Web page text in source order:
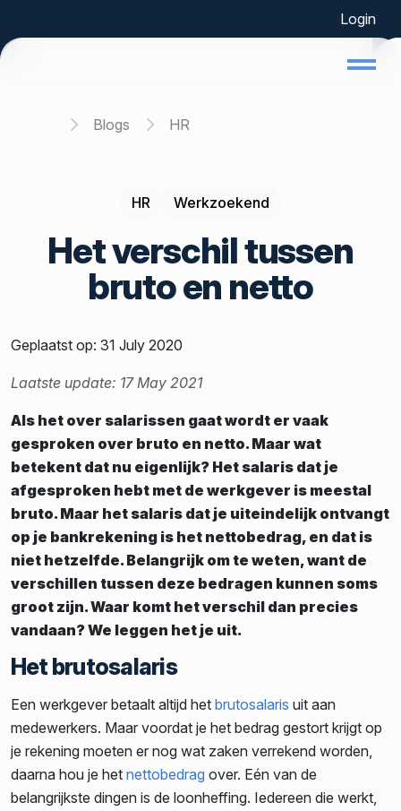
Login
Home Blogs HR
HR Werkzoekend
Het verschil tussen
bruto en netto
Geplaatst op: 31 July 2020
Laatste update: 17 May 2021
Als het over salarissen gaat wordt er vaak
gesproken over bruto en netto. Maar wat
betekent dat nu eigenlijk? Het salaris dat je
afgesproken hebt met de werkgever is meestal
bruto. Maar het salaris dat je uiteindelijk ontvangt
op je bankrekening is het nettobedrag, en dat is
niet hetzelfde. Belangrijk om te weten, want de
verschillen tussen deze bedragen kunnen soms
groot zijn. Waar komt het verschil dan precies
vandaan? We leggen het je uit.
Het brutosalaris
Een werkgever betaalt altijd het brutosalaris uit aan
medewerkers. Maar voordat je het bedrag gestort krijgt op
je rekening moeten er nog wat zaken verrekend worden,
daarna hou je het nettobedrag over. Eén van de
belangrijkste dingen is de loonheffing. Iedereen die werkt,